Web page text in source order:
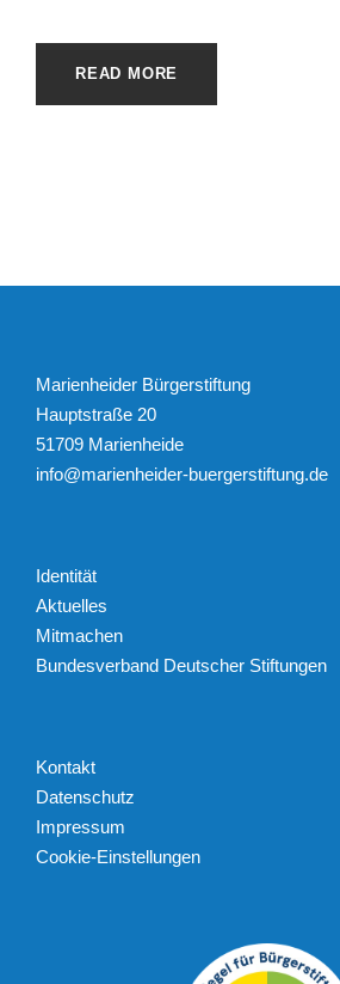
READ MORE
Marienheider Bürgerstiftung
Hauptstraße 20
51709 Marienheide
info@marienheider-buergerstiftung.de
Identität
Aktuelles
Mitmachen
Bundesverband Deutscher Stiftungen
Kontakt
Datenschutz
Impressum
Cookie-Einstellungen